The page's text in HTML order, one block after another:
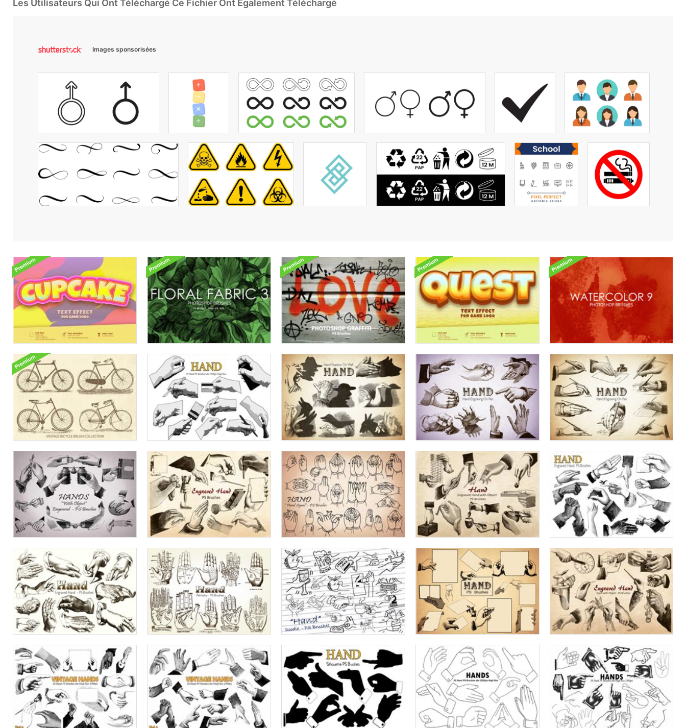
Les Utilisateurs Qui Ont Téléchargé Ce Fichier Ont Également Téléchargé
Images sponsorisées